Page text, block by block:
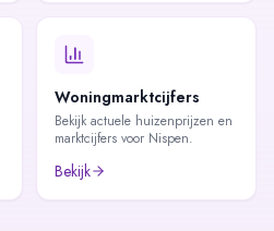
Woningmarktcijfers
Bekijk actuele huizenprijzen en
marktcijfers voor Nispen.
Bekijk